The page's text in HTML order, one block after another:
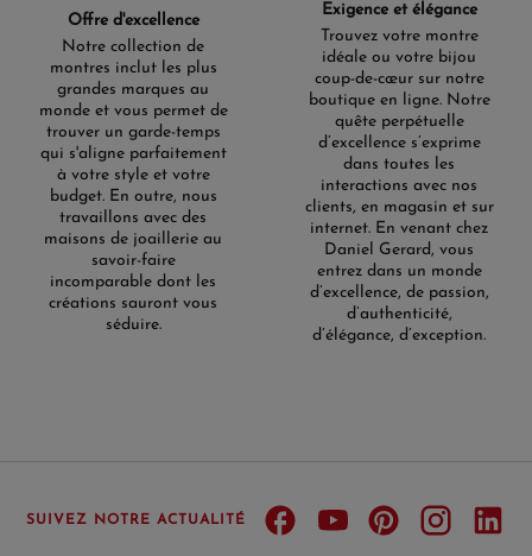
Offre d'excellence
Notre collection de
montres inclut les plus
grandes marques au
monde et vous permet de
trouver un garde-temps
qui s'aligne parfaitement
à votre style et votre
budget. En outre, nous
travaillons avec des
maisons de joaillerie au
savoir-faire
incomparable dont les
créations sauront vous
séduire.
Exigence et élégance
Trouvez votre montre
idéale ou votre bijou
coup-de-cœur sur notre
boutique en ligne. Notre
quête perpétuelle
d’excellence s’exprime
dans toutes les
interactions avec nos
clients, en magasin et sur
internet. En venant chez
Daniel Gerard, vous
entrez dans un monde
d’excellence, de passion,
d’authenticité,
d’élégance, d’exception.
SUIVEZ NOTRE ACTUALITÉ